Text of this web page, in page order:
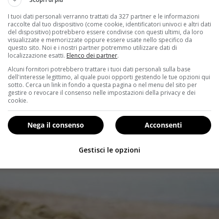
ci si rilassa e si ritrovano tempo e voglia per stare
trasmissibili,bisogna dedicare particolare
rilasciare una dichiarazione per far sapere la
dell’associazione:“La SIC è pronta a supportarvi e a dare il
sessualmente trasmissibili. Sulle nostre pagine
della Contraccezione; suTwitter,SIContraccez o
appunto, il sole”.“Al mare, si sa, si trova l’amore più
o della pillola) sotto il sole”.
finestra sul mondo da non chiudere mai. In pochi
le
fasce più giovani della popolazione. Proprio quella è
servizio di informazione, sensibilizzazione e
meglio accedere ricorrere al web. E Volpi assicura:
I tuoi dati personali verranno trattati da 327 partner e le informazioni
raccolte dal tuo dispositivo (come cookie, identificatori univoci e altri dati
del dispositivo) potrebbero essere condivise con questi ultimi, da loro
visualizzate e memorizzate oppure essere usate nello specifico da
questo sito. Noi e i nostri partner potremmo utilizzare dati di
localizzazione esatti. Elenco dei partner.
Alcuni fornitori potrebbero trattare i tuoi dati personali sulla base
dell'interesse legittimo, al quale puoi opporti gestendo le tue opzioni qui
sotto. Cerca un link in fondo a questa pagina o nel menu del sito per
gestire o revocare il consenso nelle impostazioni della privacy e dei
cookie.
Acconsenti
Nega il consenso
Gestisci le opzioni